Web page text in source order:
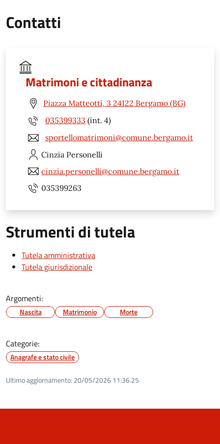
Contatti
Matrimoni e cittadinanza
Piazza Matteotti, 3 24122 Bergamo (BG)
035399333 (int. 4)
sportellomatrimoni@comune.bergamo.it
Cinzia Personelli
cinzia.personelli@comune.bergamo.it
035399263
Strumenti di tutela
Tutela amministrativa
Tutela giurisdizionale
Argomenti:
Nascita Matrimonio Morte
Categorie:
Anagrafe e stato civile
Ultimo aggiornamento: 20/05/2026 11:36.25